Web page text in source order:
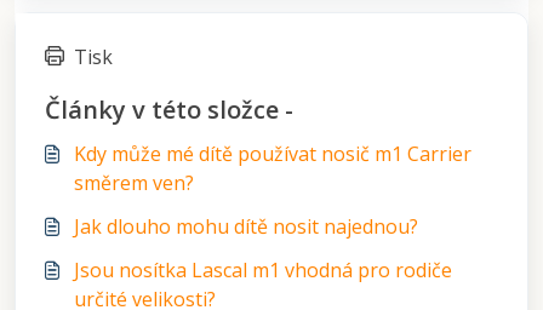
Tisk
Články v této složce -
Kdy může mé dítě používat nosič m1 Carrier
směrem ven?
Jak dlouho mohu dítě nosit najednou?
Jsou nosítka Lascal m1 vhodná pro rodiče
určité velikosti?